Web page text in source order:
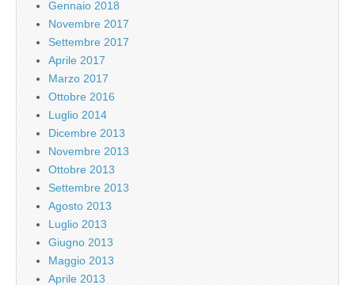
Gennaio 2018
Novembre 2017
Settembre 2017
Aprile 2017
Marzo 2017
Ottobre 2016
Luglio 2014
Dicembre 2013
Novembre 2013
Ottobre 2013
Settembre 2013
Agosto 2013
Luglio 2013
Giugno 2013
Maggio 2013
Aprile 2013